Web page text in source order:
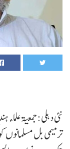
نئی دہلی: جمعیۃ
ترمیمی بل